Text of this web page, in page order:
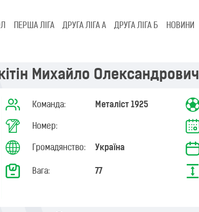
ПЕРША ЛІГА ДРУГА ЛІГА А ДРУГА ЛІГА Б НОВИНИ
Михайло Олександрович
Команда: Металіст 1925
Номер:
Громадянство: Україна
Вага: 77